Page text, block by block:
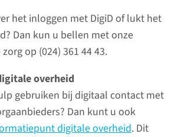
het inloggen met DigiD of lukt het
Dan kun u bellen met onze
op (024) 361 44 43.
overheid
gebruiken bij digitaal contact met
Dan kunt u ook
digitale overheid. Dit
uw
digitaal via
ontvangen? Pas uw
aan via